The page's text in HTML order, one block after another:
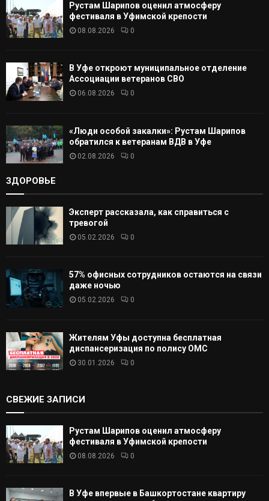
Рустам Шарипов оценил атмосферу
фестиваля в Уфимской крепости
08.08.2026 0
В Уфе откроют муниципальное отделение
Ассоциации ветеранов СВО
06.08.2026 0
«Люди особой закалки»: Рустам Шарипов
обратился к ветеранам ВДВ в Уфе
02.08.2026 0
ЗДОРОВЬЕ
Эксперт рассказала, как справиться с
тревогой
05.02.2026 0
57% офисных сотрудников остаются на связи
даже ночью
05.02.2026 0
Жителям Уфы доступна бесплатная
диспансеризация по полису ОМС
30.01.2026 0
СВЕЖИЕ ЗАПИСИ
Рустам Шарипов оценил атмосферу
фестиваля в Уфимской крепости
08.08.2026 0
В Уфе впервые в Башкортостане квартиру